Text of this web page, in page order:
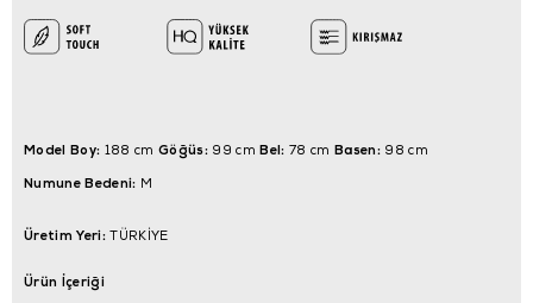
Model Boy: 188 cm Göğüs:99 cmBel: 78 cm Basen:98 cm
Numune Bedeni: M
Üretim Yeri:TÜRKİYE
Ürün İçeriği